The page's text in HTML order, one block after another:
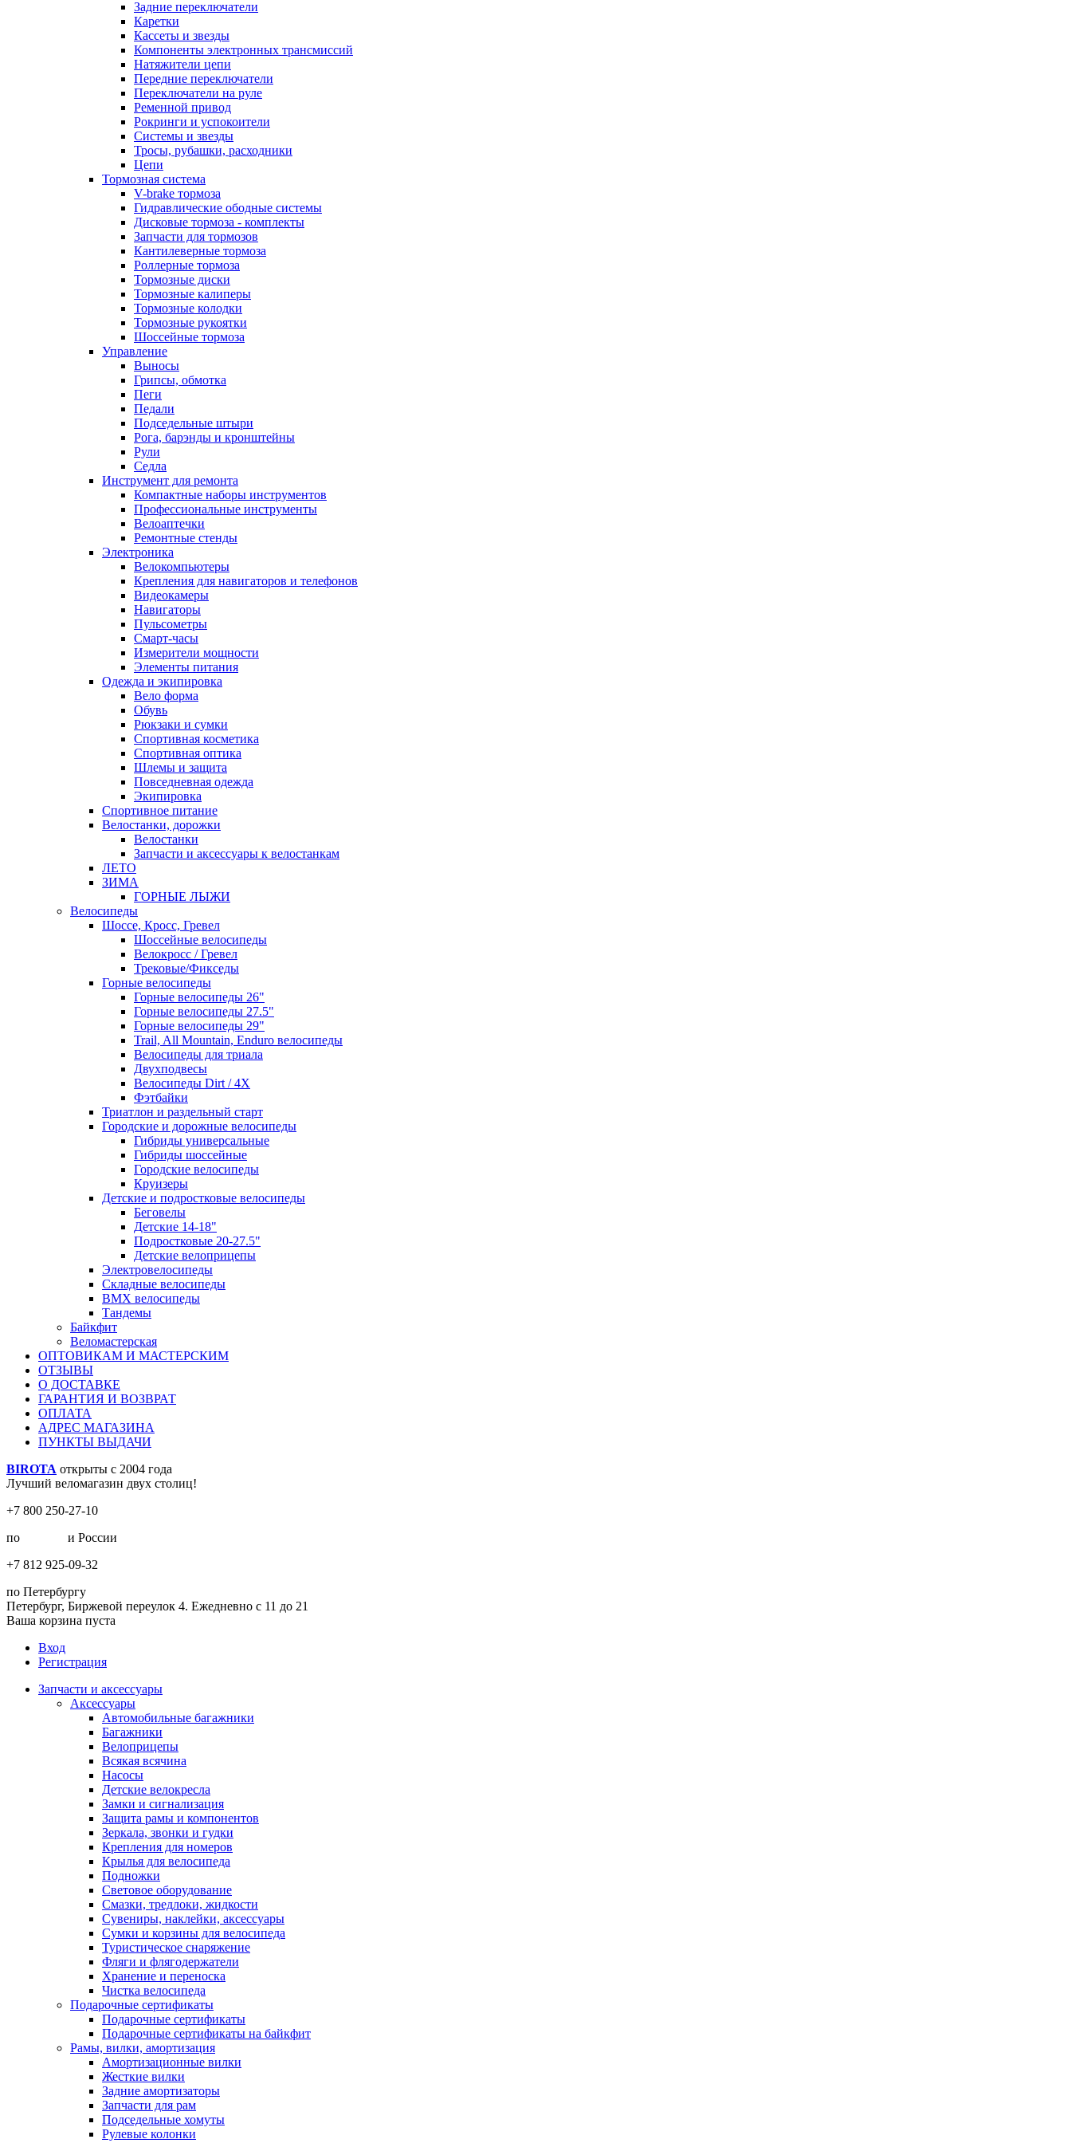
Задние переключатели
Каретки
Кассеты и звезды
Компоненты электронных трансмиссий
Натяжители цепи
Передние переключатели
Переключатели на руле
Ременной привод
Рокринги и успокоители
Системы и звезды
Тросы, рубашки, расходники
Цепи
Тормозная система
V-brake тормоза
Гидравлические ободные системы
Дисковые тормоза - комплекты
Запчасти для тормозов
Кантилеверные тормоза
Роллерные тормоза
Тормозные диски
Тормозные калиперы
Тормозные колодки
Тормозные рукоятки
Шоссейные тормоза
Управление
Выносы
Грипсы, обмотка
Пеги
Педали
Подседельные штыри
Рога, барэнды и кронштейны
Рули
Седла
Инструмент для ремонта
Компактные наборы инструментов
Профессиональные инструменты
Велоаптечки
Ремонтные стенды
Электроника
Велокомпьютеры
Крепления для навигаторов и телефонов
Видеокамеры
Навигаторы
Пульсометры
Смарт-часы
Измерители мощности
Элементы питания
Одежда и экипировка
Вело форма
Обувь
Рюкзаки и сумки
Спортивная косметика
Спортивная оптика
Шлемы и защита
Повседневная одежда
Экипировка
Спортивное питание
Велостанки, дорожки
Велостанки
Запчасти и аксессуары к велостанкам
ЛЕТО
ЗИМА
ГОРНЫЕ ЛЫЖИ
Велосипеды
Шоссе, Кросс, Гревел
Шоссейные велосипеды
Велокросс / Гревел
Трековые/Фикседы
Горные велосипеды
Горные велосипеды 26"
Горные велосипеды 27.5"
Горные велосипеды 29"
Trail, All Mountain, Enduro велосипеды
Велосипеды для триала
Двухподвесы
Велосипеды Dirt / 4X
Фэтбайки
Триатлон и раздельный старт
Городские и дорожные велосипеды
Гибриды универсальные
Гибриды шоссейные
Городские велосипеды
Круизеры
Детские и подростковые велосипеды
Беговелы
Детские 14-18"
Подростковые 20-27.5"
Детские велоприцепы
Электровелосипеды
Складные велосипеды
BMX велосипеды
Тандемы
Байкфит
Веломастерская
ОПТОВИКАМ И МАСТЕРСКИМ
ОТЗЫВЫ
О ДОСТАВКЕ
ГАРАНТИЯ И ВОЗВРАТ
ОПЛАТА
АДРЕС МАГАЗИНА
ПУНКТЫ ВЫДАЧИ
BIROTA открыты с 2004 года
Лучший веломагазин двух столиц!
+7 800 250-27-10
по
и России
+7 812 925-09-32
по Петербургу
Петербург, Биржевой переулок 4. Ежедневно с 11 до 21
Ваша корзина пуста
Вход
Регистрация
Запчасти и аксессуары
Аксессуары
Автомобильные багажники
Багажники
Велоприцепы
Всякая всячина
Насосы
Детские велокресла
Замки и сигнализация
Защита рамы и компонентов
Зеркала, звонки и гудки
Крепления для номеров
Крылья для велосипеда
Подножки
Световое оборудование
Смазки, тредлоки, жидкости
Сувениры, наклейки, аксессуары
Сумки и корзины для велосипеда
Туристическое снаряжение
Фляги и флягодержатели
Хранение и переноска
Чистка велосипеда
Подарочные сертификаты
Подарочные сертификаты
Подарочные сертификаты на байкфит
Рамы, вилки, амортизация
Амортизационные вилки
Жесткие вилки
Задние амортизаторы
Запчасти для рам
Подседельные хомуты
Рулевые колонки